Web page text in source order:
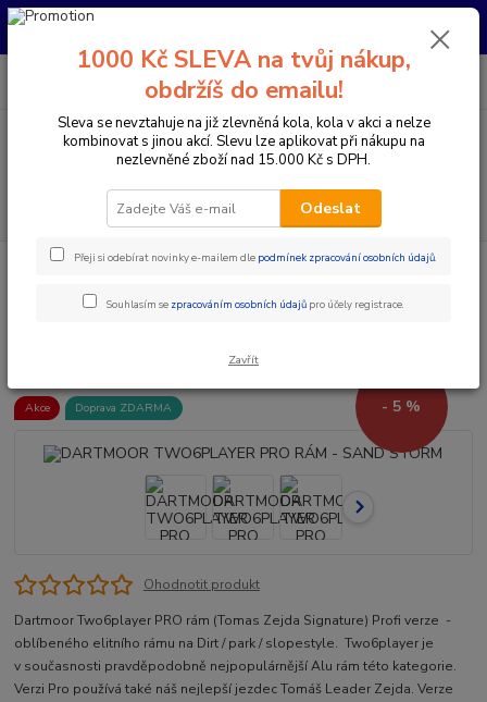
Pro nachystání kola / doplňků na prodejně si prosím zavolejte dopředu.
Menu
CZK
PO-PÁ 10:00-17:00 | SO: 9:00-12:00
Komponenty na kolo Rámy
MTB rámy pevné
RÁM - SAND STORM
Akce Doprava ZDARMA - 5 %
Ohodnotit produkt
Dartmoor Two6player PRO rám (Tomas Zejda Signature) Profi verze -
oblíbeného elitního rámu na Dirt / park / slopestyle. Two6player je
v současnosti pravděpodobně nejpopulárnější Alu rám této kategorie.
Verzi Pro používá také náš nejlepší jezdec Tomáš Leader Zejda. Verze
1000 Kč SLEVA na tvůj nákup,
obdržíš do emailu!
Sleva se nevztahuje na již zlevněná kola, kola v akci a nelze
kombinovat s jinou akcí. Slevu lze aplikovat při nákupu na
nezlevněné zboží nad 15.000 Kč s DPH.
Odeslat
Přeji si odebírat novinky e-mailem dle podmínek zpracování osobních údajů.
Souhlasím se zpracováním osobních údajů pro účely registrace.
Zavřít